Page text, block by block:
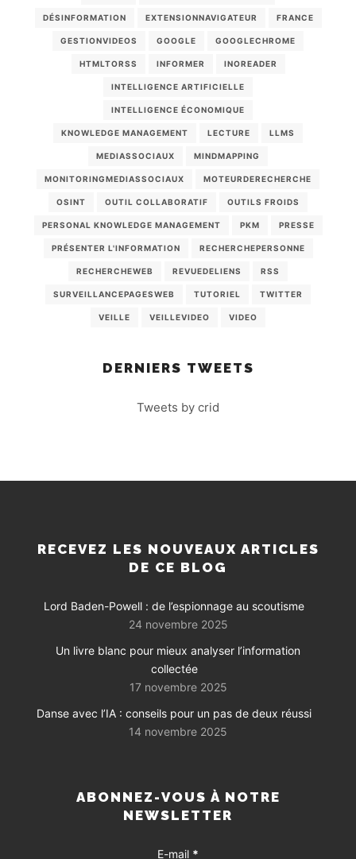
DÉSINFORMATION EXTENSIONNAVIGATEUR FRANCE
GESTIONVIDEOS GOOGLE GOOGLECHROME
HTMLTORSS INFORMER INOREADER
INTELLIGENCE ARTIFICIELLE
INTELLIGENCE ÉCONOMIQUE
KNOWLEDGE MANAGEMENT LECTURE LLMS
MEDIASSOCIAUX MINDMAPPING
MONITORINGMEDIASSOCIAUX MOTEURDERECHERCHE
OSINT OUTIL COLLABORATIF OUTILS FROIDS
PERSONAL KNOWLEDGE MANAGEMENT PKM PRESSE
PRÉSENTER L'INFORMATION RECHERCHEPERSONNE
RECHERCHEWEB REVUEDELIENS RSS
SURVEILLANCEPAGESWEB TUTORIEL TWITTER
VEILLE VEILLEVIDEO VIDEO
DERNIERS TWEETS
Tweets by crid
RECEVEZ LES NOUVEAUX ARTICLES
DE CE BLOG
Lord Baden-Powell : de l’espionnage au scoutisme
24 novembre 2025
Un livre blanc pour mieux analyser l’information
collectée
17 novembre 2025
Danse avec l’IA : conseils pour un pas de deux réussi
14 novembre 2025
ABONNEZ-VOUS À NOTRE
NEWSLETTER
E-mail *